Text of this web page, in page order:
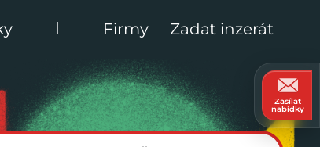
| Firmy Zadat inzerát
Zasílat
nabídky